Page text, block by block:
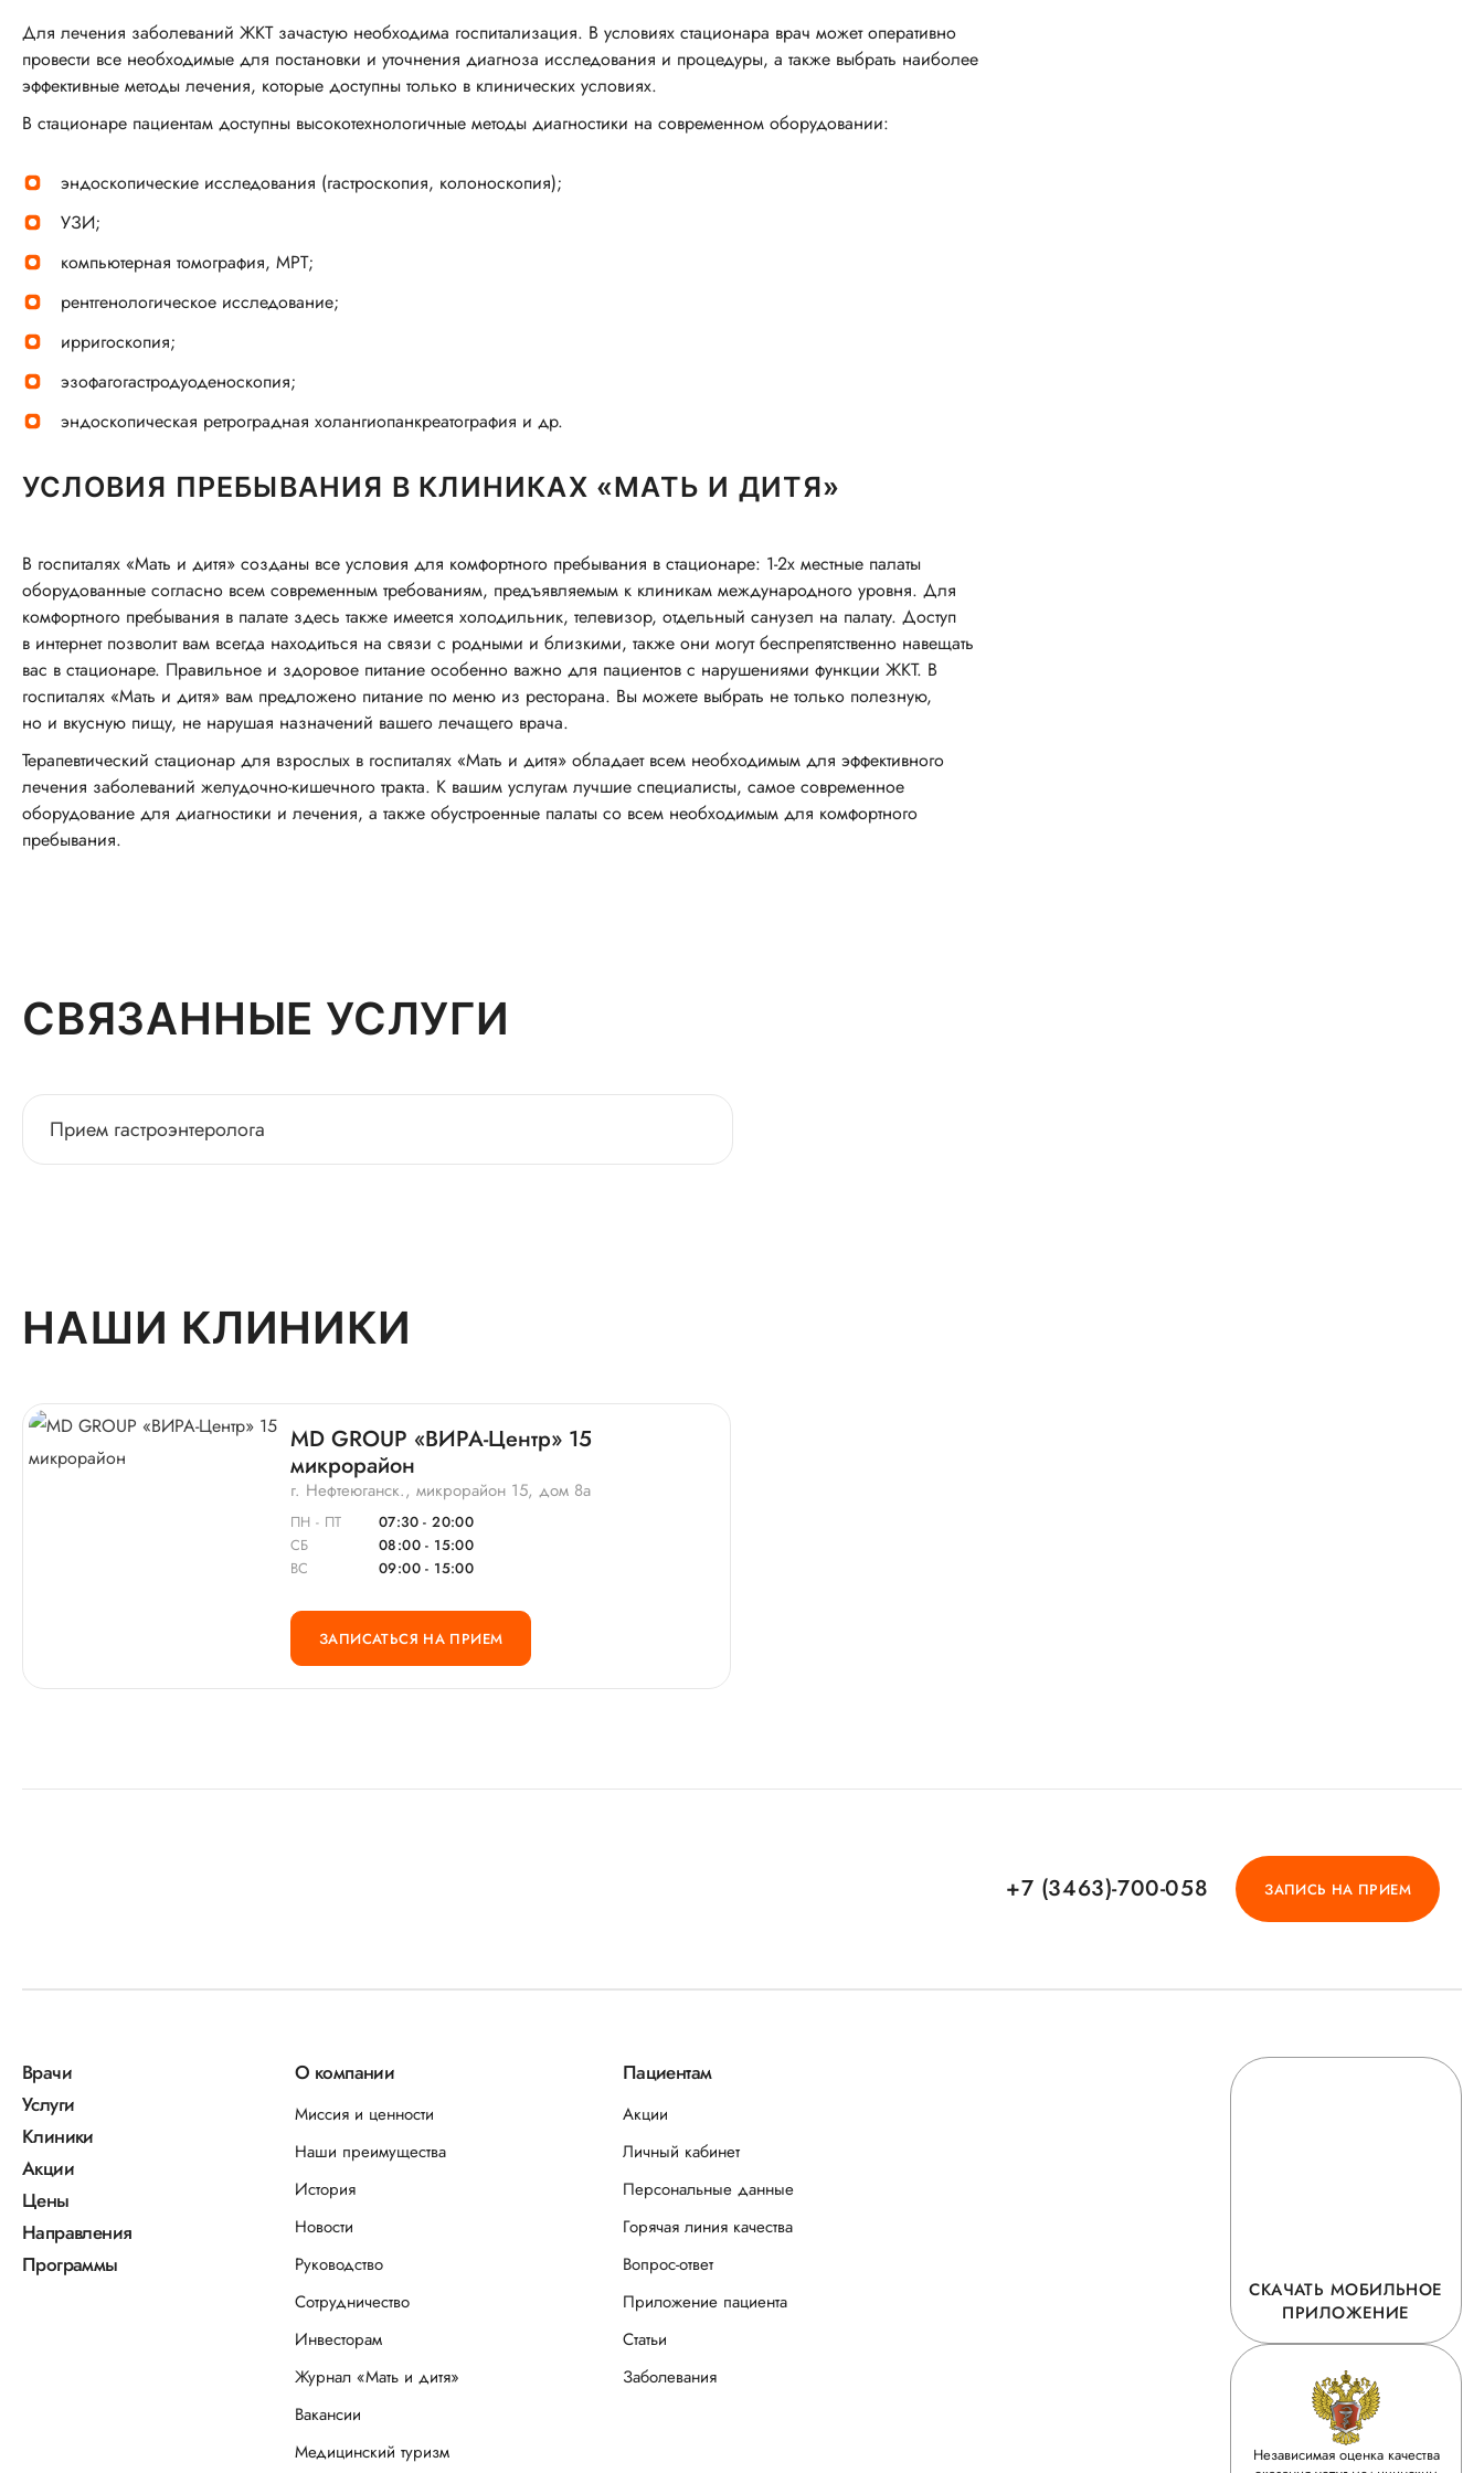
Для лечения заболеваний ЖКТ зачастую необходима госпитализация. В условиях стационара врач может оперативно
провести все необходимые для постановки и уточнения диагноза исследования и процедуры, а также выбрать наиболее
эффективные методы лечения, которые доступны только в клинических условиях.
В стационаре пациентам доступны высокотехнологичные методы диагностики на современном оборудовании:
эндоскопические исследования (гастроскопия, колоноскопия);
УЗИ;
компьютерная томография, МРТ;
рентгенологическое исследование;
ирригоскопия;
эзофагогастродуоденоскопия;
эндоскопическая ретроградная холангиопанкреатография и др.
УСЛОВИЯ ПРЕБЫВАНИЯ В КЛИНИКАХ «МАТЬ И ДИТЯ»
В госпиталях «Мать и дитя» созданы все условия для комфортного пребывания в стационаре: 1-2х местные палаты
оборудованные согласно всем современным требованиям, предъявляемым к клиникам международного уровня. Для
комфортного пребывания в палате здесь также имеется холодильник, телевизор, отдельный санузел на палату. Доступ
в интернет позволит вам всегда находиться на связи с родными и близкими, также они могут беспрепятственно навещать
вас в стационаре. Правильное и здоровое питание особенно важно для пациентов с нарушениями функции ЖКТ. В
госпиталях «Мать и дитя» вам предложено питание по меню из ресторана. Вы можете выбрать не только полезную,
но и вкусную пищу, не нарушая назначений вашего лечащего врача.
Терапевтический стационар для взрослых в госпиталях «Мать и дитя» обладает всем необходимым для эффективного
лечения заболеваний желудочно-кишечного тракта. К вашим услугам лучшие специалисты, самое современное
оборудование для диагностики и лечения, а также обустроенные палаты со всем необходимым для комфортного
пребывания.
СВЯЗАННЫЕ УСЛУГИ
Прием гастроэнтеролога
НАШИ КЛИНИКИ
MD GROUP «ВИРА-Центр» 15
микрорайон
г. Нефтеюганск., микрорайон 15, дом 8а
ПН - ПТ
07:30 - 20:00
СБ
08:00 - 15:00
ВС
09:00 - 15:00
ЗАПИСАТЬСЯ НА ПРИЕМ
+7 (3463)-700-058 ЗАПИСЬ НА ПРИЕМ
Врачи
Услуги
Клиники
Акции
Цены
Направления
Программы
О компании
Миссия и ценности
Наши преимущества
История
Новости
Руководство
Сотрудничество
Инвесторам
Журнал «Мать и дитя»
Вакансии
Медицинский туризм
Пациентам
Акции
Личный кабинет
Персональные данные
Горячая линия качества
Вопрос-ответ
Приложение пациента
Статьи
Заболевания
СКАЧАТЬ МОБИЛЬНОЕ
ПРИЛОЖЕНИЕ
Независимая оценка качества